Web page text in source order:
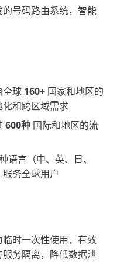
的号码路由系统，智能
全球 160+ 国家和地区的
和跨区域需求
600种 国际和地区的流
语言（中、英、日、
务全球用户
临时一次性使用，有效
务隔离，降低数据泄